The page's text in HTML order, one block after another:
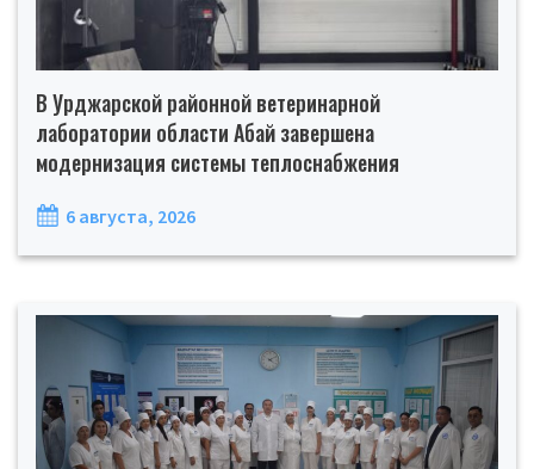
В Урджарской районной ветеринарной
лаборатории области Абай завершена
модернизация системы теплоснабжения
6 августа, 2026